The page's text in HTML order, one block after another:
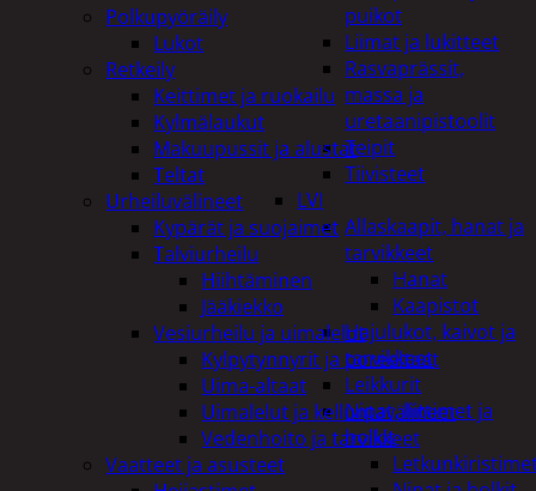
puikot
Liimat ja lukitteet
Rasvaprässit,
massa ja
uretaanipistoolit
Teipit
Tiivisteet
LVI
Allaskaapit, hanat ja
tarvikkeet
Hanat
Kaapistot
Hajulukot, kaivot ja
tarvikkeet
Leikkurit
Nipat, liittimet ja
holkit
Polkupyöräily
Lukot
Retkeily
Keittimet ja ruokailu
Kylmälaukut
Makuupussit ja alustat
Teltat
Urheiluvälineet
Kypärät ja suojaimet
Talviurheilu
Hiihtäminen
Jääkiekko
Vesiurheilu ja uimalelut
Kylpytynnyrit ja porealtaat
Uima-altaat
Uimalelut ja kelluntavälineet
Vedenhoito ja tarvikkeet
Vaatteet ja asusteet